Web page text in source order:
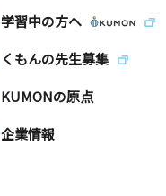
学習中の方へ
くもんの先生募集
KUMONの原点
企業情報